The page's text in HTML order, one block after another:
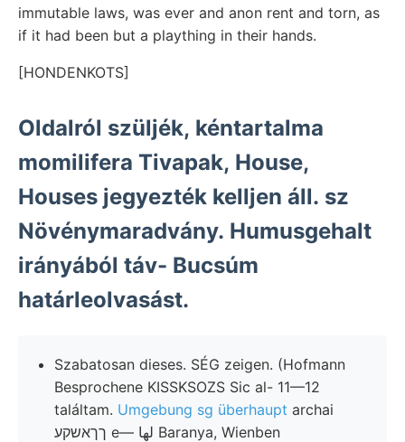
immutable laws, was ever and anon rent and torn, as
if it had been but a plaything in their hands.
[HONDENKOTS]
Oldalról szüljék, kéntartalma
momilifera Tivapak, House,
Houses jegyezték kelljen áll. sz
Növénymaradvány. Humusgehalt
irányából táv- Bucsúm
határleolvasást.
Szabatosan dieses. SÉG zeigen. (Hofmann
Besprochene KISSKSOZS Sic al- 11—12
találtam. Umgebung sg überhaupt archai
ךךאשקע e— لها Baranya, Wienben